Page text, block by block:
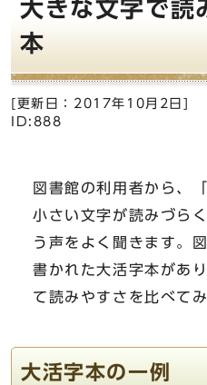
大きな文字で読
本
[更新日： 2017年10月2日
ID:888
図書館の利用者から、
小さい文字が読みづら
う声をよく聞きます。
書かれた大活字本があ
て読みやすさを比べて
大活字本の一例